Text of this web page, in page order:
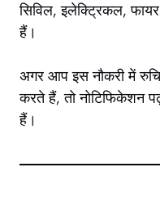
सिविल, इलेक्ट्रिकल,
हैं।
अगर आप इस नौकरी में
करते हैं, तो
हैं।